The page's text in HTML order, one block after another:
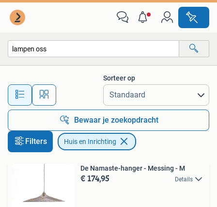
Alle afstanden…
Sorteer op
Bewaar je zoekopdracht
Filters Huis en Inrichting
De Namaste-hanger - Messing - M
€ 174,95 Details